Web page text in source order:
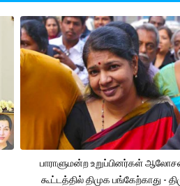
பாராளுமன்ற உறுப்பினர்கள்
கூட்டத்தில் திமுக பங்கேற்காது -